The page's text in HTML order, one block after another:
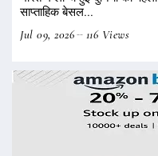
साप्ताहिक बेसल...
Jul 09, 2026
116 Views